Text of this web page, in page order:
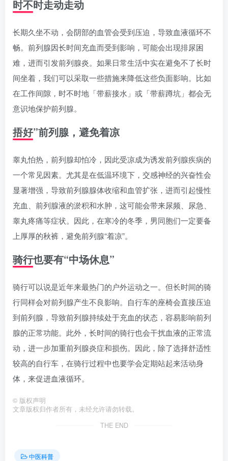
时不时走动走动
长期久坐不动，会阴部的血管会受到压迫，导致血液循环不
畅。前列腺因长时间充血而受到影响，可能会出现排尿困
难，进而引发前列腺炎。如果日常生活中实在避免不了长时
间坐着，我们可以采取一些措施来降低这些负面影响。比如
在工作间隙，时不时地「带薪接水」或「带薪蹲坑」都会无
意识地保护前列腺。
捂好”前列腺，避免着凉
睾丸怕热，前列腺却怕冷，因此受凉成为诱发前列腺疾病的
一个常见因素。尤其是在低温环境下，交感神经的兴奋性会
显著增强，导致前列腺腺体收缩和血管扩张，进而引起慢性
充血、前列腺液的淤积和水肿，这可能会带来尿频、尿急、
睾丸疼痛等症状。因此，在寒冷的冬季，男同胞们一定要备
上厚厚的秋裤，避免前列腺“着凉”。
骑行也要有“中场休息”
骑行可以说是近年来最热门的户外运动之一。但长时间的骑
行同样会对前列腺产生不良影响。自行车的座椅会直接压迫
到前列腺，导致前列腺持续处于充血的状态，容易影响前列
腺的正常功能。此外，长时间的骑行也会干扰血液的正常流
动，进一步加重前列腺炎症和损伤。因此，除了选择舒适性
较高的自行车，在骑行过程中也要学会定期站起来活动身
体，来促进血液循环。
© 版权声明
文章版权归作者所有，未经允许请勿转载。
THE END
中医科普